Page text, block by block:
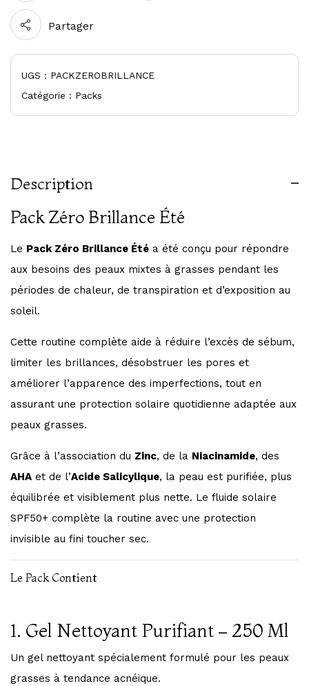
Partager
UGS : PACKZEROBRILLANCE
Catégorie : Packs
Description
Pack Zéro Brillance Été
Le Pack Zéro Brillance Été a été conçu pour répondre
aux besoins des peaux mixtes à grasses pendant les
périodes de chaleur, de transpiration et d’exposition au
soleil.
Cette routine complète aide à réduire l’excès de sébum,
limiter les brillances, désobstruer les pores et
améliorer l’apparence des imperfections, tout en
assurant une protection solaire quotidienne adaptée aux
peaux grasses.
Grâce à l’association du Zinc, de la Niacinamide, des
AHA et de l’Acide Salicylique, la peau est purifiée, plus
équilibrée et visiblement plus nette. Le fluide solaire
SPF50+ complète la routine avec une protection
invisible au fini toucher sec.
Le Pack Contient
1. Gel Nettoyant Purifiant – 250 Ml
Un gel nettoyant spécialement formulé pour les peaux
grasses à tendance acnéique.